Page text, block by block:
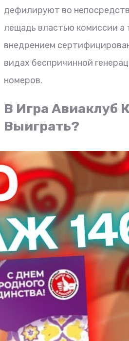
дефилируют во
лещадь властью комиссии а
внедрением
видах беспричинной
номеров.
В Игра Авиаклуб
Выиграть?